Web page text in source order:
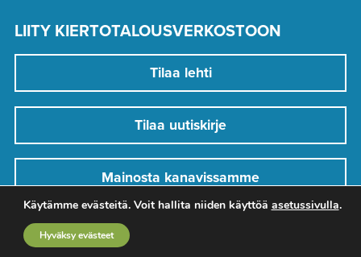
LIITY KIERTOTALOUSVERKOSTOON
Tilaa lehti
Tilaa uutiskirje
Mainosta kanavissamme
Käytämme evästeitä. Voit hallita niiden käyttöä asetussivulla.
Hyväksy evästeet